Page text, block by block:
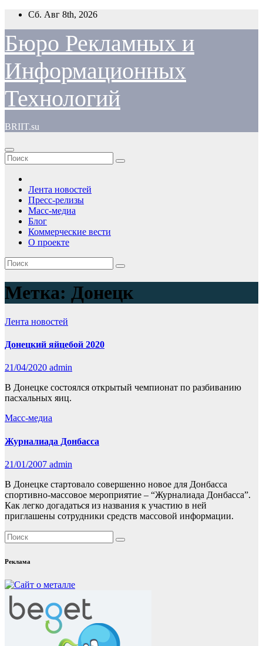
Перейти
содержимому
Сб. Авг 8th, 2026
Бюро Рекламных и
Информационных
Технологий
BRIIT.su
Лента новостей
Пресс-релизы
Масс-медиа
Блог
Коммерческие вести
О проекте
Метка: Донецк
Лента новостей
Донецкий яйцебой 2020
21/04/2020 admin
В Донецке состоялся открытый чемпионат по разбиванию
пасхальных яиц.
Масс-медиа
Журналиада Донбасса
21/01/2007 admin
В Донецке стартовало совершенно новое для Донбасса
спортивно-массовое мероприятие – “Журналиада Донбасса”.
Как легко догадаться из названия к участию в ней
приглашены сотрудники средств массовой информации.
Реклама